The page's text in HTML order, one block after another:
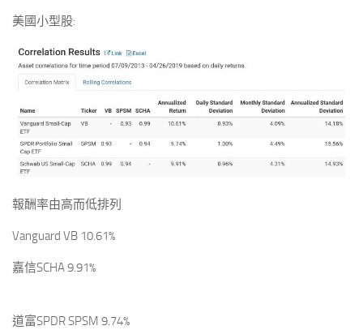
美國小型股:
報酬率由高而低排列
Vanguard VB 10.61%
嘉信SCHA 9.91%
道富SPDR SPSM 9.74%